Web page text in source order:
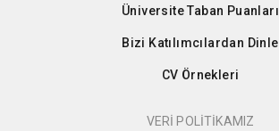
Üniversite Taban Puanları
Bizi Katılımcılardan Dinle
CV Örnekleri
VERİ POLİTİKAMIZ